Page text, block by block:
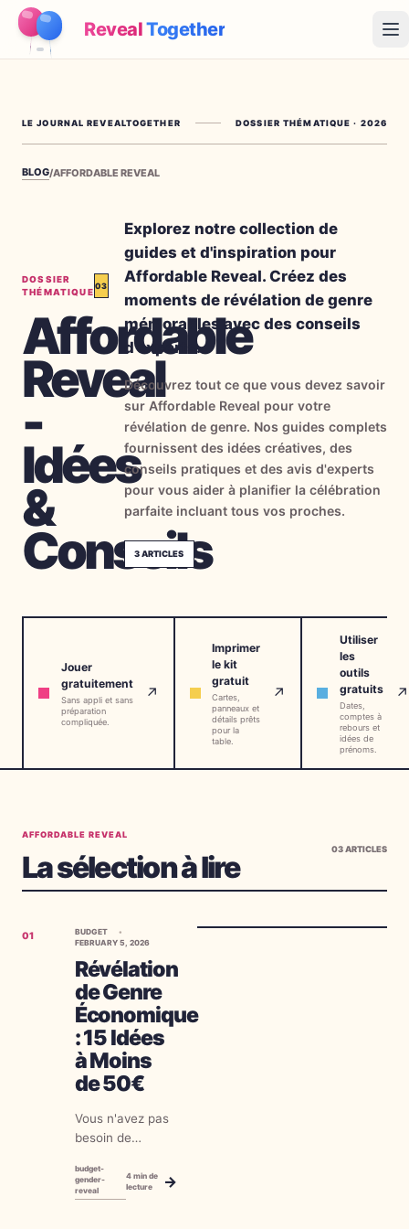
RevealTogether
Démo
Jeux
Tarifs
Préparer la fête
Jeux, imprimables et idées pratiques gratuits
Kit à imprimer gratuit Gratuit →
Outils Gratuits 5→
Thèmes
Connexion
🇺🇸EN 🇫🇷FR
LE JOURNAL REVEALTOGETHER DOSSIER THÉMATIQUE · 2026
BLOG/AFFORDABLE REVEAL
DOSSIER
THÉMATIQUE
03
Affordable
Reveal
-
Idées
&
Conseils
Explorez notre collection de
guides et d'inspiration pour
Affordable Reveal. Créez des
moments de révélation de genre
mémorables avec des conseils
d'experts.
Découvrez tout ce que vous devez savoir
sur Affordable Reveal pour votre
révélation de genre. Nos guides complets
fournissent des idées créatives, des
conseils pratiques et des avis d'experts
pour vous aider à planifier la célébration
parfaite incluant tous vos proches.
3 ARTICLES
Jouer
gratuitement
Sans appli et sans
préparation
compliquée.
↗
Imprimer
le kit
gratuit
Cartes,
panneaux et
détails prêts
pour la
table.
↗
Utiliser
les
outils
gratuits
Dates,
comptes à
rebours et
idées de
prénoms.
↗
AFFORDABLE REVEAL
La sélection à lire
03ARTICLES
01
BUDGET
FEBRUARY 5, 2026
Révélation
de Genre
Économique
: 15 Idées
à Moins
de 50€
Vous n'avez pas
besoin de
fortune pour
créer un moment
budget-
gender-
reveal
4 min de
lecture
→